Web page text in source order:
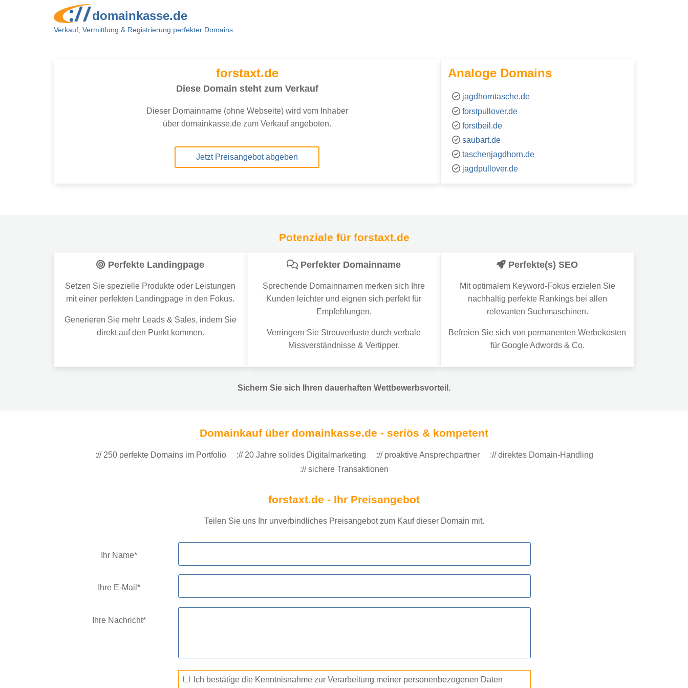
domainkasse.de
Verkauf, Vermittlung & Registrierung perfekter Domains
forstaxt.de
Diese Domain steht zum Verkauf
Dieser Domainname (ohne Webseite) wird vom Inhaber
über domainkasse.de zum Verkauf angeboten.
Analoge Domains
jagdhorntasche.de
forstpullover.de
forstbeil.de
saubart.de
taschenjagdhorn.de
jagdpullover.de
Potenziale für forstaxt.de
Perfekte Landingpage
Setzen Sie spezielle Produkte oder Leistungen
mit einer perfekten Landingpage in den Fokus.
Generieren Sie mehr Leads & Sales, indem Sie
direkt auf den Punkt kommen.
Perfekter Domainname
Sprechende Domainnamen merken sich Ihre
Kunden leichter und eignen sich perfekt für
Empfehlungen.
Verringern Sie Streuverluste durch verbale
Missverständnisse & Vertipper.
Perfekte(s) SEO
Mit optimalem Keyword-Fokus erzielen Sie
nachhaltig perfekte Rankings bei allen
relevanten Suchmaschinen.
Befreien Sie sich von permanenten Werbekosten
für Google Adwords & Co.
Sichern Sie sich Ihren dauerhaften Wettbewerbsvorteil.
Domainkauf über domainkasse.de - seriös & kompetent
:// 250 perfekte Domains im Portfolio :// 20 Jahre solides Digitalmarketing :// proaktive Ansprechpartner
:// direktes Domain-Handling
:// sichere Transaktionen
forstaxt.de - Ihr Preisangebot
Teilen Sie uns Ihr unverbindliches Preisangebot zum Kauf dieser Domain mit.
Ihr Name*
Ihre E-Mail*
Ihre Nachricht*
Ich bestätige die Kenntnisnahme zur Verarbeitung meiner personenbezogenen Daten